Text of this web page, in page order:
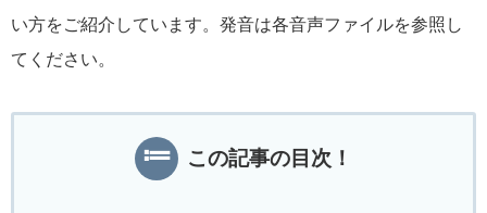
い方をご紹介しています。発音は各音声ファイルを参照し
てください。
この記事の目次！